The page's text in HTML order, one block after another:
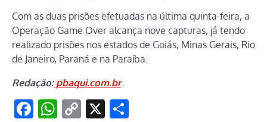
Com as duas prisões efetuadas na última quinta-feira, a
Operação Game Over alcança nove capturas, já tendo
realizado prisões nos estados de Goiás, Minas Gerais, Rio
de Janeiro, Paraná e na Paraíba.
Redação:pbaqui.com.br
Facebook
WhatsApp
Copy
X